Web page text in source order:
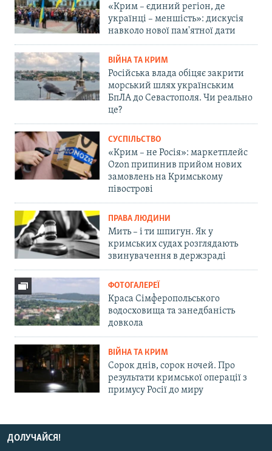
«Крим – єдиний регіон, де
українці – меншість»: дискусія
навколо нової пам'ятної дати
ВІЙНА ТА КРИМ
Російська влада обіцяє закрити
морський шлях українським
БпЛА до Севастополя. Чи реально
це?
СУСПІЛЬСТВО
«Крим – не Росія»: маркетплейс
Ozon припинив прийом нових
замовлень на Кримському
півострові
ПРАВА ЛЮДИНИ
Мить – і ти шпигун. Як у
кримських судах розглядають
звинувачення в держзраді
ФОТОГАЛЕРЕЇ
Краса Сімферопольського
водосховища та занедбаність
довкола
ВІЙНА ТА КРИМ
Сорок днів, сорок ночей. Про
результати кримської операції з
примусу Росії до миру
ДОЛУЧАЙСЯ!